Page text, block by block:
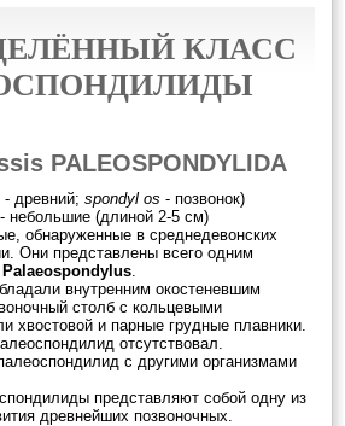
КЛАСС
PALEOSPONDYLIDA
- древний; spondyl os - позвонок)
- небольшие (длиной 2-5 см)
обнаруженные в среднедевонских
Они представлены всего одним
.
внутренним окостеневшим
столб с кольцевыми
хвостовой и парные грудные плавники.
отсутствовал.
с другими организмами
представляют собой одну из
древнейших позвоночных.